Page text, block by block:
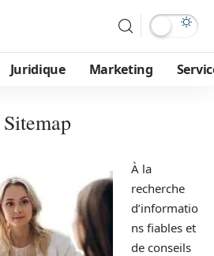
Juridique Marketing
Sitemap
À la
recherche
d’informatio
ns fiables et
de conseils